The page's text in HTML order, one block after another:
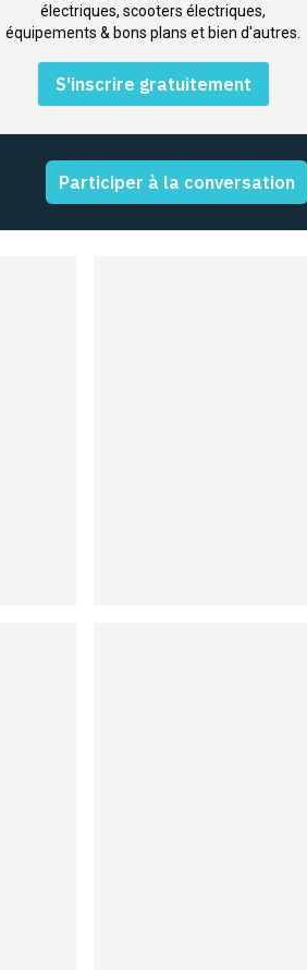
électriques, scooters électriques,
équipements & bons plans et bien d'autres.
S'inscrire gratuitement
Participer à la conversation